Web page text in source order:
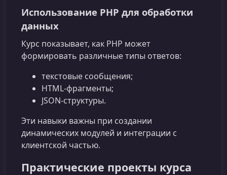
Использование PHP для обработки
данных
Курс показывает, как PHP может
формировать различные типы ответов:
текстовые сообщения;
HTML‑фрагменты;
JSON‑структуры.
Эти навыки важны при создании
динамических модулей и интеграции с
клиентской частью.
Практические проекты курса